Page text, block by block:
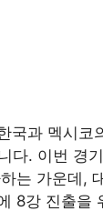
국과 멕시코
다. 이번 경
는 가운데,
8강 진출을